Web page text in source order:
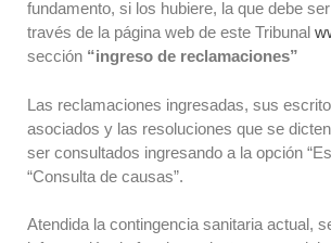
fundamento, si los hubiere, la que debe
través de la página web de este Tribunal
sección “ingreso de reclamaciones”
Las reclamaciones ingresadas, sus
asociados y las resoluciones que se
ser consultados ingresando a la opción
“Consulta de causas”.
Atendida la contingencia sanitaria actual,